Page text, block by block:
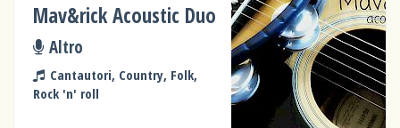
Mav&rick Acoustic Duo
Altro
Cantautori, Country, Folk,
Rock 'n' roll